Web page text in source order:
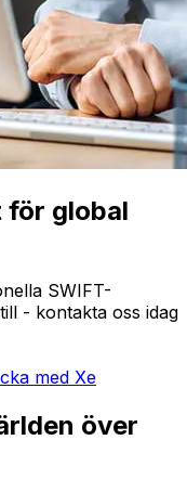
global
SWIFT-
- kontakta oss idag
med Xe
över